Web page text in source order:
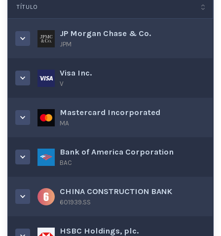
TÍTULO
JP Morgan Chase & Co.
JPM
Visa Inc.
V
Mastercard Incorporated
MA
Bank of America Corporation
BAC
CHINA CONSTRUCTION BANK
601939.SS
HSBC Holdings, plc.